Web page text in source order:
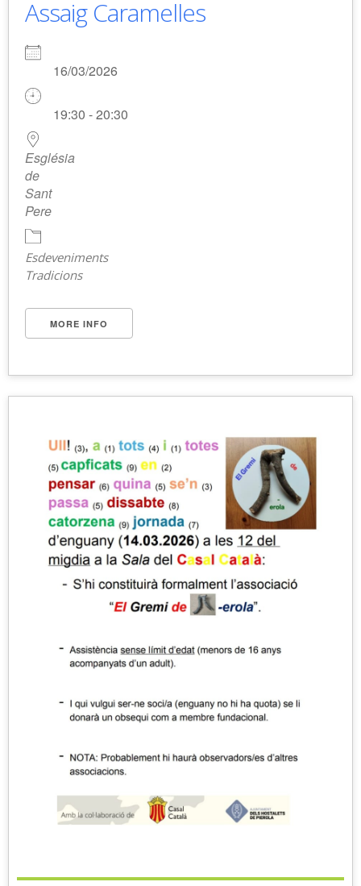
Assaig Caramelles
16/03/2026
19:30 - 20:30
Església
de
Sant
Pere
Esdeveniments
Tradicions
MORE INFO